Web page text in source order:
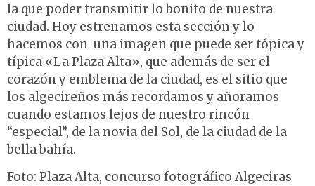
la que poder transmitir lo bonito de nuestra
ciudad. Hoy estrenamos esta sección y lo
hacemos con una imagen que puede ser tópica y
típica «La Plaza Alta», que además de ser el
corazón y emblema de la ciudad, es el sitio que
los algecireños más recordamos y añoramos
cuando estamos lejos de nuestro rincón
“especial”, de la novia del Sol, de la ciudad de la
bella bahía.
Foto: Plaza Alta, concurso fotográfico Algeciras